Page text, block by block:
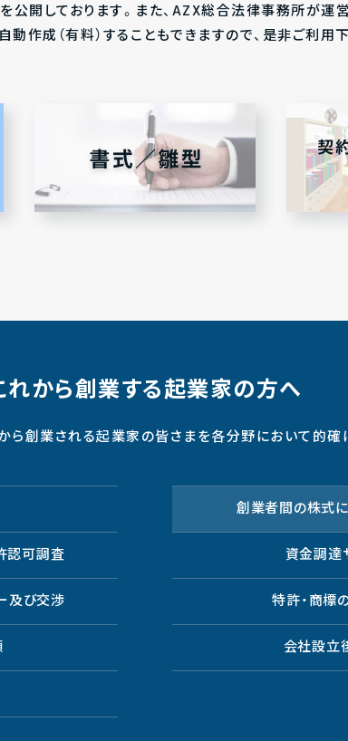
公開しております。また、AZX総合法律事務所が
動作成（有料）することもできますので、是非ご利用
れから創業する起業家の方へ
ら創業される起業家の皆さまを各分野において的確
創業者間の株式
認可調査 資金調達
及び交渉 特許・商標
会社設立